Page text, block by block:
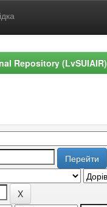
Repository (LvSUIAIR)